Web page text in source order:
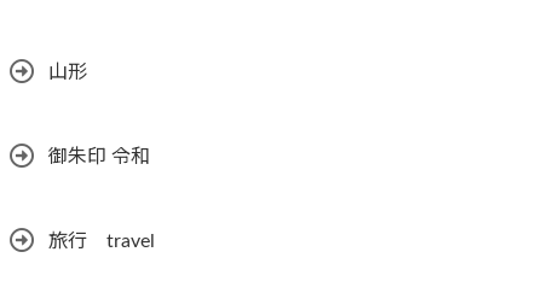
山形
御朱印 令和
旅行 travel